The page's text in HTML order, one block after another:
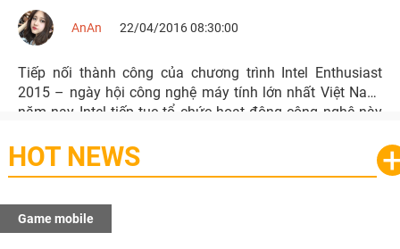
AnAn 22/04/2016 08:30:00
Tiếp nối thành công của chương trình Intel Enthusiast
2015 – ngày hội công nghệ máy tính lớn nhất Việt Nam,
năm nay Intel tiếp tục tổ chức hoạt động công nghệ này
HOT NEWS
Game mobile